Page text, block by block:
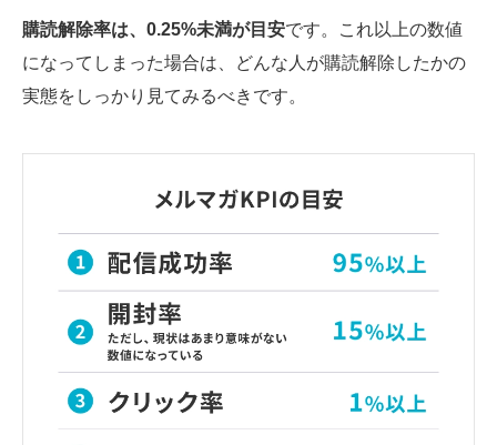
購読解除率は、0.25%未満が目安です。これ以上の数値
になってしまった場合は、どんな人が購読解除したかの
実態をしっかり見てみるべきです。